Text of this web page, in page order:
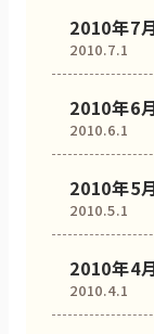
2010.7.1
2010年7
2010.6.1
2010年6
2010.5.1
2010年5
2010.4.1
2010年4